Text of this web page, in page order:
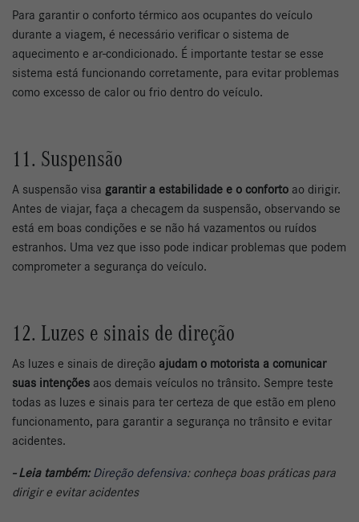
Para garantir o conforto térmico aos ocupantes do veículo
durante a viagem, é necessário verificar o sistema de
aquecimento e ar-condicionado. É importante testar se esse
sistema está funcionando corretamente, para evitar problemas
como excesso de calor ou frio dentro do veículo.
11. Suspensão
A suspensão visa garantir a estabilidade e o conforto ao dirigir.
Antes de viajar, faça a checagem da suspensão, observando se
está em boas condições e se não há vazamentos ou ruídos
estranhos. Uma vez que isso pode indicar problemas que podem
comprometer a segurança do veículo.
12. Luzes e sinais de direção
As luzes e sinais de direção ajudam o motorista a comunicar
suas intenções aos demais veículos no trânsito. Sempre teste
todas as luzes e sinais para ter certeza de que estão em pleno
funcionamento, para garantir a segurança no trânsito e evitar
acidentes.
- Leia também: Direção defensiva: conheça boas práticas para
dirigir e evitar acidentes